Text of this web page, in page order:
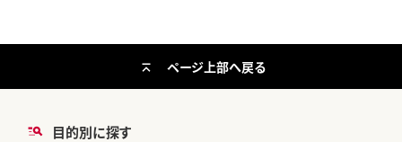
目的別に探す
ページ上部へ戻る